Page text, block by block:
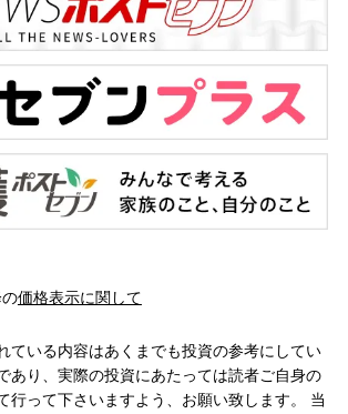
価格表示に関して
ている内容はあくまでも投資の参考にしてい
あり、実際の投資にあたっては読者ご自身の
行って下さいますよう、お願い致します。 当